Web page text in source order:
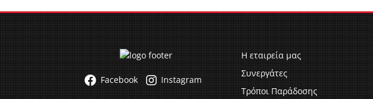
Facebook Instagram
Η εταιρεία μας
Συνεργάτες
Τρόποι Παράδοσης